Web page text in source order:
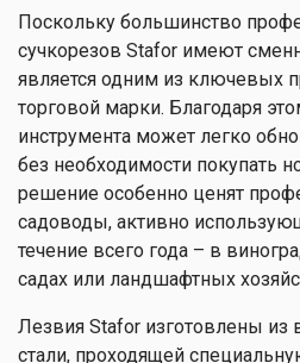
Поскольку большинство
сучкорезов Stafor имеют
является одним из ключевых
торговой марки. Благодаря
инструмента может легко
без необходимости покупать
решение особенно ценят
садоводы, активно
течение всего года – в
садах или ландшафтных
Лезвия Stafor изготовлены из
стали, проходящей